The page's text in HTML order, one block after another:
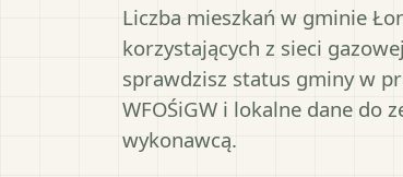
Liczba mieszkań w gminie
korzystających z sieci
sprawdzisz status gminy w
WFOŚiGW i lokalne dane do
wykonawcą.